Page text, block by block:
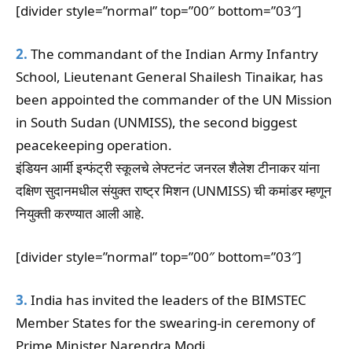
[divider style=”normal” top=”00″ bottom=”03″]
2. The commandant of the Indian Army Infantry
School, Lieutenant General Shailesh Tinaikar, has
been appointed the commander of the UN Mission
in South Sudan (UNMISS), the second biggest
peacekeeping operation.
इंडियन आर्मी इन्फंट्री स्कूलचे लेफ्टनंट जनरल शैलेश टीनाकर यांना
दक्षिण सुदानमधील संयुक्त राष्ट्र मिशन (UNMISS) ची कमांडर म्हणून
नियुक्ती करण्यात आली आहे.
[divider style=”normal” top=”00″ bottom=”03″]
3. India has invited the leaders of the BIMSTEC
Member States for the swearing-in ceremony of
Prime Minister Narendra Modi.